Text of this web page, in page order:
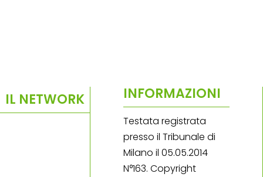
IL NETWORK INFORMAZIONI
Testata registrata
presso il Tribunale di
Milano il 05.05.2014
N°163. Copyright